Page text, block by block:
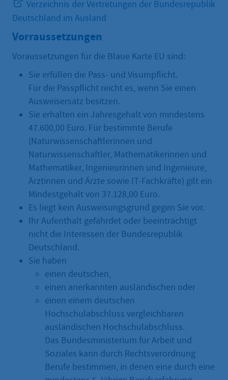
Verzeichnis der Vertretungen der Bundesrepublik
Deutschland im Ausland
Vorraussetzungen
Voraussetzungen für die Blaue Karte EU sind:
Sie erfüllen die Pass- und Visumpflicht.
Für die Passpflicht reicht es, wenn Sie einen
Ausweisersatz besitzen.
Sie erhalten ein Jahresgehalt von mindestens
47.600,00 Euro. Für bestimmte Berufe
(Naturwissenschaftlerinnen und
Naturwissenschaftler, Mathematikerinnen und
Mathematiker, Ingenieurinnen und Ingenieure,
Ärztinnen und Ärzte sowie IT-Fachkräfte) gilt ein
Mindestgehalt von 37.128,00 Euro.
Es liegt kein Ausweisungsgrund gegen Sie vor.
Ihr Aufenthalt gefährdet oder beeinträchtigt
nicht die Interessen der Bundesrepublik
Deutschland.
Sie haben
einen deutschen,
einen anerkannten ausländischen oder
einen einem deutschen
Hochschulabschluss vergleichbaren
ausländischen Hochschulabschluss.
Das Bundesministerium für Arbeit und
Soziales kann durch Rechtsverordnung
Berufe bestimmen, in denen eine durch eine